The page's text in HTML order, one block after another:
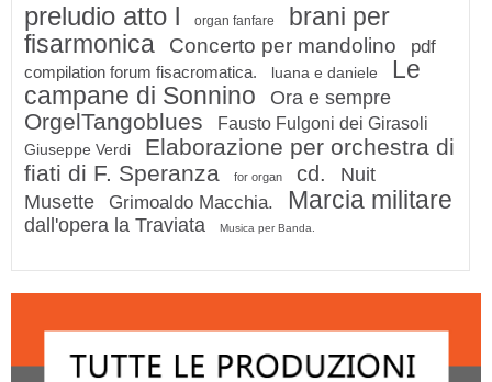
preludio atto l organ fanfare
brani per
fisarmonica
Concerto per mandolino pdf
compilation forum fisacromatica. luana e daniele
Le
campane di Sonnino
Ora e sempre
OrgelTangoblues Fausto Fulgoni dei Girasoli
Giuseppe Verdi
Elaborazione per orchestra di
fiati di F. Speranza
for organ cd.
Nuit
Musette
Grimoaldo Macchia. Marcia militare
dall'opera la Traviata Musica per Banda.